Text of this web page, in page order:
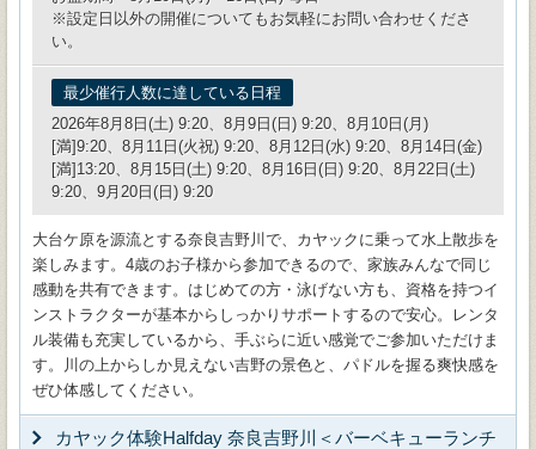
※設定日以外の開催についてもお気軽にお問い合わせくださ
い。
最少催行人数に達している日程
2026年8月8日(土) 9:20、8月9日(日) 9:20、8月10日(月)
[満]9:20、8月11日(火祝) 9:20、8月12日(水) 9:20、8月14日(金)
[満]13:20、8月15日(土) 9:20、8月16日(日) 9:20、8月22日(土)
9:20、9月20日(日) 9:20
大台ケ原を源流とする奈良吉野川で、カヤックに乗って水上散歩を
楽しみます。4歳のお子様から参加できるので、家族みんなで同じ
感動を共有できます。はじめての方・泳げない方も、資格を持つイ
ンストラクターが基本からしっかりサポートするので安心。レンタ
ル装備も充実しているから、手ぶらに近い感覚でご参加いただけま
す。川の上からしか見えない吉野の景色と、パドルを握る爽快感を
ぜひ体感してください。
カヤック体験Halfday 奈良吉野川＜バーベキューランチ